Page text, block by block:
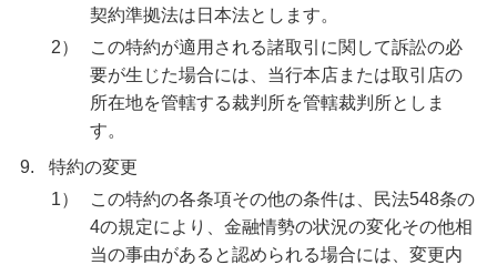
契約準拠法は日本法とします。
2）
この特約が適用される諸取引に関して訴訟の必
要が生じた場合には、当行本店または取引店の
所在地を管轄する裁判所を管轄裁判所としま
す。
9.
特約の変更
1）
この特約の各条項その他の条件は、民法548条の
4の規定により、金融情勢の状況の変化その他相
当の事由があると認められる場合には、変更内